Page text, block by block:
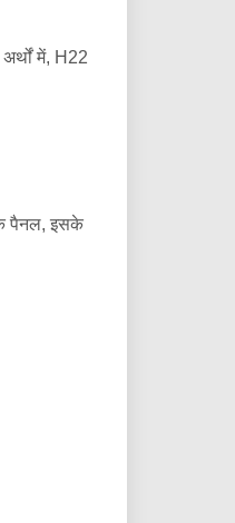
में, H22
पैनल, इसके